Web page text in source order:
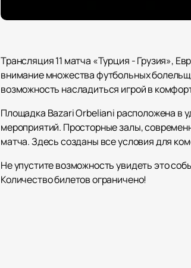
Трансляция 11 матча «Турция - Грузия»,
внимание множества футбольных
возможность насладиться игрой в
Площадка Bazari Orbeliani расположена в
мероприятий. Просторные залы,
матча. Здесь созданы все условия для
Не упустите возможность увидеть это
Количество билетов ограничено!